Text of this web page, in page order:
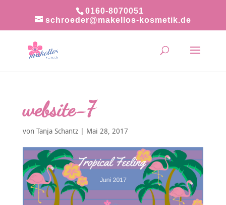
0160-8070051
schroeder@makellos-kosmetik.de
website-7
von Tanja Schantz| Mai 28, 2017